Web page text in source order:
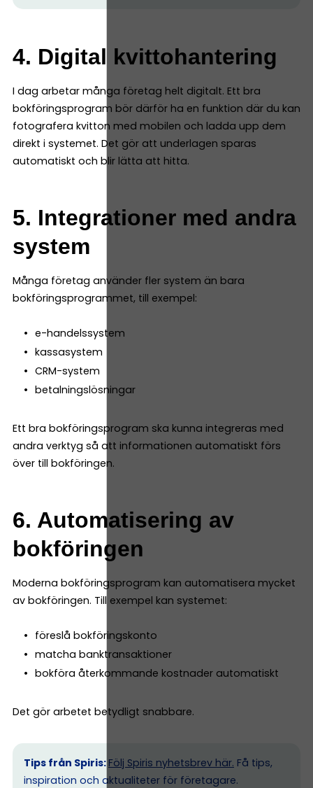
4. Digital kvittohantering
I dag arbetar många företag helt digitalt. Ett bra
bokföringsprogram bör därför ha en funktion där du kan
fotografera kvitton med mobilen och ladda upp dem
direkt i systemet. Det gör att underlagen sparas
automatiskt och blir lätta att hitta.
5. Integrationer med andra
system
Många företag använder fler system än bara
bokföringsprogrammet, till exempel:
e-handelssystem
kassasystem
CRM-system
betalningslösningar
Ett bra bokföringsprogram ska kunna integreras med
andra verktyg så att informationen automatiskt förs
över till bokföringen.
6. Automatisering av
bokföringen
Moderna bokföringsprogram kan automatisera mycket
av bokföringen. Till exempel kan systemet:
föreslå bokföringskonto
matcha banktransaktioner
bokföra återkommande kostnader automatiskt
Det gör arbetet betydligt snabbare.
Tips från Spiris: Följ Spiris nyhetsbrev här. Få tips,
inspiration och aktualiteter för företagare.